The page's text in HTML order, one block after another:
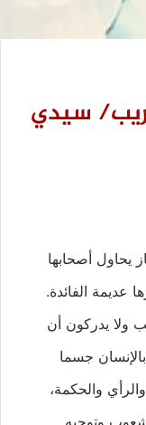
سيدي
يحاول أصحابها
عديمة الفائدة.
ولا يدركون أن
بالإنسان جسما
والحكمة،
وتوجيه